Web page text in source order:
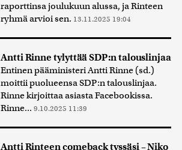
raporttinsa joulukuun alussa, ja Rinteen
ryhmä arvioi sen. 13.11.2025 19:04
Antti Rinne tylyttää SDP:n talouslinjaa
Entinen pääministeri Antti Rinne (sd.)
moittii puolueensa SDP:n talouslinjaa.
Rinne kirjoittaa asiasta Facebookissa.
Rinne... 9.10.2025 11:39
Antti Rinteen comeback tyssäsi – Niko